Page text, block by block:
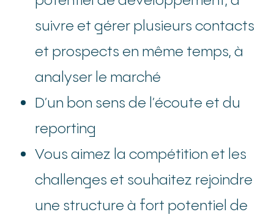
suivre et gérer plusieurs contacts
et prospects en même temps, à
analyser le marché
D’un bon sens de l’écoute et du
reporting
Vous aimez la compétition et les
challenges et souhaitez rejoindre
une structure à fort potentiel de